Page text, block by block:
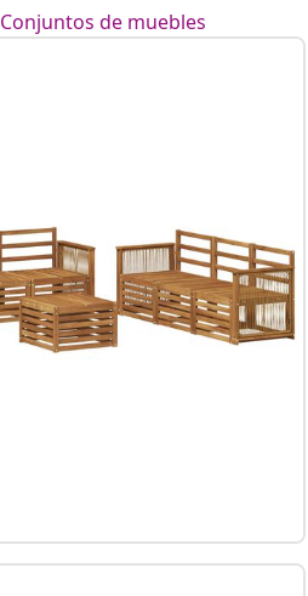
Conjuntos de muebles